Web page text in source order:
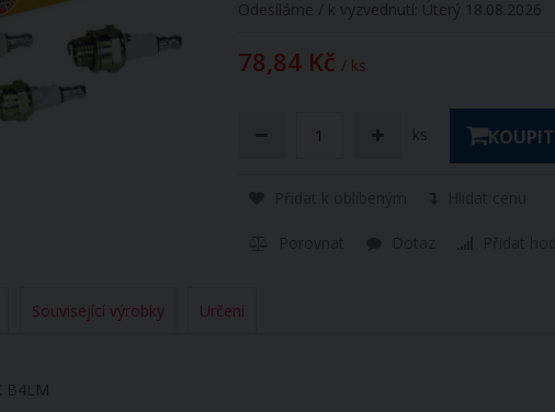
Odesíláme / k vyzvednutí: Úterý 18.08.2026
78,84 Kč / ks
ks KOUPIT
Související výrobky Určení
B4LM